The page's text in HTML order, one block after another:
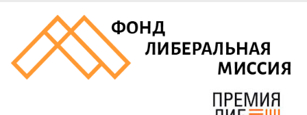
content